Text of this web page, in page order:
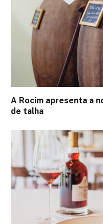
A Rocim apresenta a
de talha